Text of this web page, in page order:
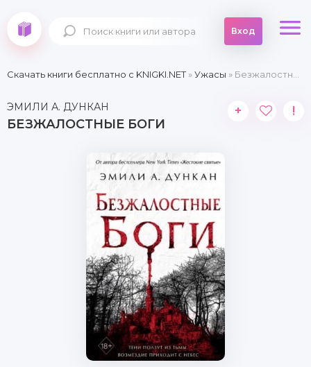
Вход
Скачать книги бесплатно c KNIGKI.NET»Ужасы » Безжалостные боги
ЭМИЛИ А. ДУНКАН
БЕЗЖАЛОСТНЫЕ БОГИ
+ !